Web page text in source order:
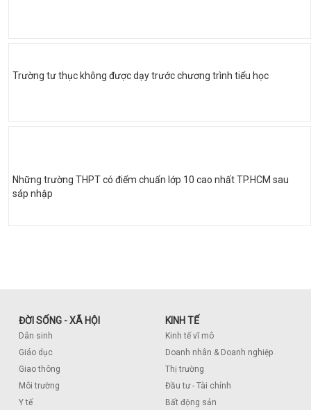
Trường tư thục không được dạy trước chương trình tiểu học
Những trường THPT có điểm chuẩn lớp 10 cao nhất TP.HCM sau
sáp nhập
ĐỜI SỐNG - XÃ HỘI
Dân sinh
Giáo dục
Giao thông
Môi trường
Y tế
KINH TẾ
Kinh tế vĩ mô
Doanh nhân & Doanh nghiệp
Thị trường
Đầu tư - Tài chính
Bất động sản